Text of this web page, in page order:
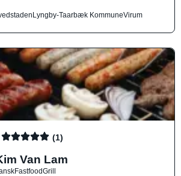
Lyngby-Taarbæk KommuneVirum
(1)
Van Lam
FastfoodGrill